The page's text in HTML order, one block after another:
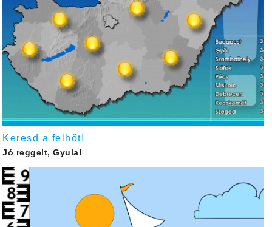
Keresd a felhőt!
Jó reggelt, Gyula!